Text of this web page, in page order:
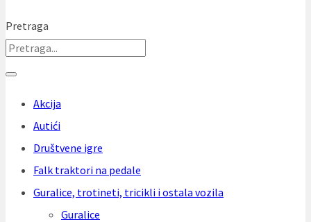
Pretraga
Akcija
Autići
Društvene igre
Falk traktori na pedale
Guralice, trotineti, tricikli i ostala vozila
Guralice